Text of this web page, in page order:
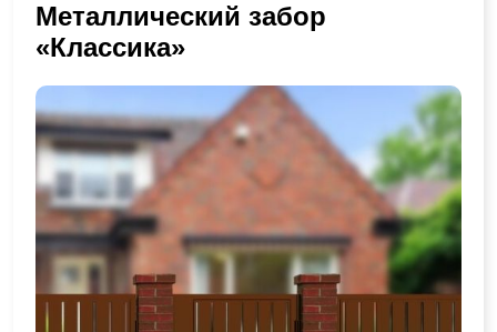
Металлический забор
«Классика»